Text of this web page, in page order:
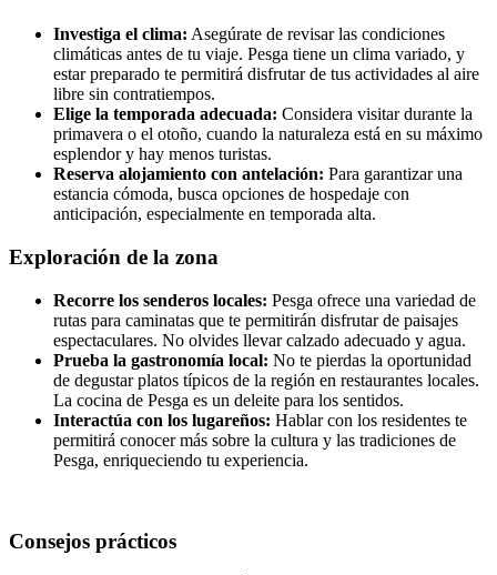
Investiga el clima: Asegúrate de revisar las condiciones
climáticas antes de tu viaje. Pesga tiene un clima variado, y
estar preparado te permitirá disfrutar de tus actividades al aire
libre sin contratiempos.
Elige la temporada adecuada: Considera visitar durante la
primavera o el otoño, cuando la naturaleza está en su máximo
esplendor y hay menos turistas.
Reserva alojamiento con antelación: Para garantizar una
estancia cómoda, busca opciones de hospedaje con
anticipación, especialmente en temporada alta.
Exploración de la zona
Recorre los senderos locales: Pesga ofrece una variedad de
rutas para caminatas que te permitirán disfrutar de paisajes
espectaculares. No olvides llevar calzado adecuado y agua.
Prueba la gastronomía local: No te pierdas la oportunidad
de degustar platos típicos de la región en restaurantes locales.
La cocina de Pesga es un deleite para los sentidos.
Interactúa con los lugareños: Hablar con los residentes te
permitirá conocer más sobre la cultura y las tradiciones de
Pesga, enriqueciendo tu experiencia.
Consejos prácticos